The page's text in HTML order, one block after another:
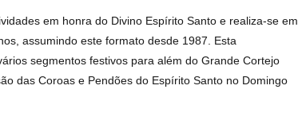
em honra do Divino Espírito Santo e realiza-se em
assumindo este formato desde 1987. Esta
segmentos festivos para além do Grande Cortejo
das Coroas e Pendões do Espírito Santo no Domingo